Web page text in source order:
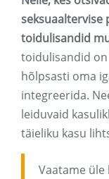
seksuaaltervise
toidulisandid
toidulisandid on
hõlpsasti oma
integreerida.
leiduvaid
täieliku kasu
Vaatame